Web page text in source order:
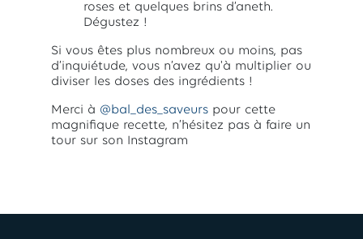
roses et quelques brins d’aneth.
Dégustez !
Si vous êtes plus nombreux ou moins, pas
d’inquiétude, vous n’avez qu'à multiplier ou
diviser les doses des ingrédients !
Merci à @bal_des_saveurs pour cette
magnifique recette, n’hésitez pas à faire un
tour sur son Instagram